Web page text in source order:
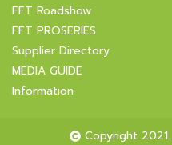
FFT Roadshow
FFT PROSERIES
Supplier Directory
MEDIA GUIDE
Information
Copyright 2021